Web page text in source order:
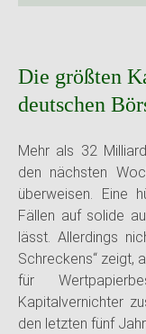
Die größten
deutschen
Mehr als 32
den nächsten
überweisen. Eine
Fällen auf solide
lässt. Allerdings
Schreckens“ zeigt,
für
Kapitalvernichter
den letzten fünf